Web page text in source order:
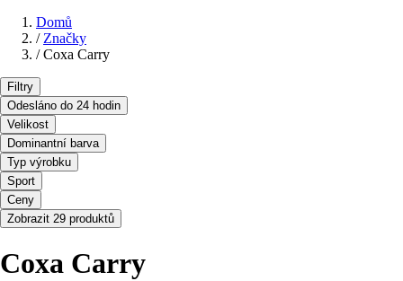
Domů
/ Značky
/ Coxa Carry
Filtry
Odesláno do 24 hodin
Velikost
Dominantní barva
Typ výrobku
Sport
Ceny
Zobrazit 29 produktů
Coxa Carry